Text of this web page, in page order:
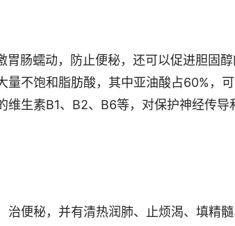
肠蠕动，防止便秘，还可以促进胆固醇
量不饱和脂肪酸，其中亚油酸占60%，
生素B1、B2、B6等，对保护神经传导
便秘，并有清热润肺、止烦渴、填精髓